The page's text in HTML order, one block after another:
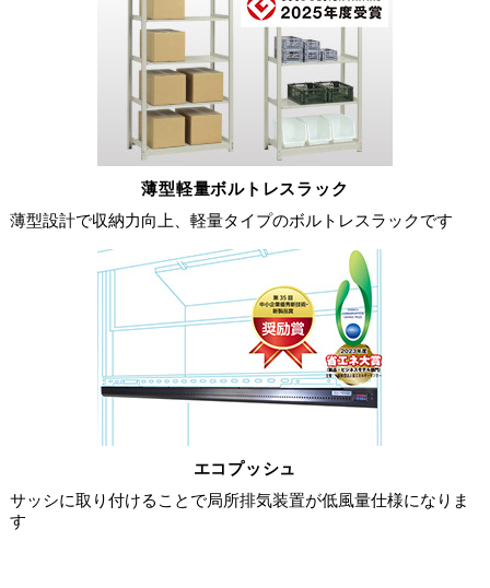
薄型軽量ボルトレスラック
薄型設計で収納力向上、軽量タイプのボルトレスラックです
エコプッシュ
サッシに取り付けることで局所排気装置が低風量仕様になりま
す